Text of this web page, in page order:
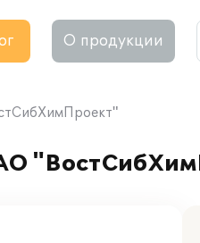
О продукции